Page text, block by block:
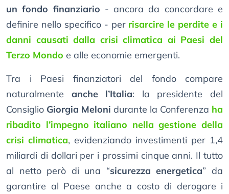
un fondo finanziario - ancora da concordare e
definire nello specifico - per risarcire le perdite e i
danni causati dalla crisi climatica ai Paesi del
Terzo Mondo e alle economie emergenti.
Tra i Paesi finanziatori del fondo compare
naturalmente anche l’Italia: la presidente del
Consiglio Giorgia Meloni durante la Conferenza ha
ribadito l’impegno italiano nella gestione della
crisi climatica, evidenziando investimenti per 1,4
miliardi di dollari per i prossimi cinque anni. Il tutto
al netto però di una “sicurezza energetica” da
garantire al Paese anche a costo di derogare i